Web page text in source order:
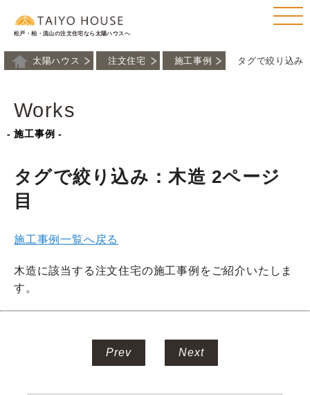
松戸・柏・流山の注文住宅なら太陽ハウスへ
太陽ハウス 注文住宅 施工事例 タグで絞り込み
Works
- 施工事例 -
タグで絞り込み：木造 2ページ
目
施工事例一覧へ戻る
木造に該当する注文住宅の施工事例をご紹介いたしま
す。
Prev Next